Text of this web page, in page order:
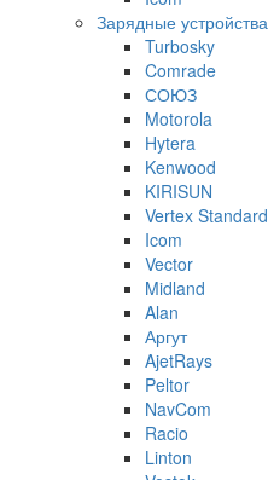
Зарядные устройства
Turbosky
Comrade
СОЮЗ
Motorola
Hytera
Kenwood
KIRISUN
Vertex Standard
Icom
Vector
Midland
Alan
Аргут
AjetRays
Peltor
NavCom
Racio
Linton